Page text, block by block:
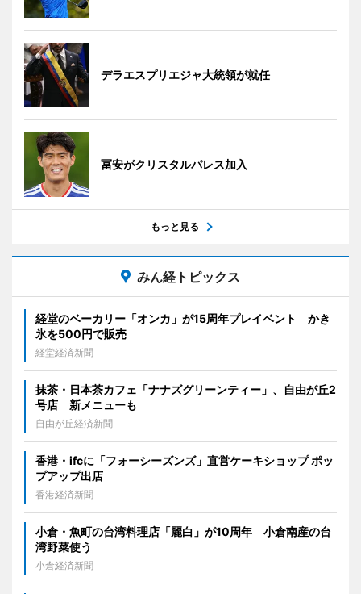
デラエスプリエジャ大統領が就任
冨安がクリスタルパレス加入
もっと見る
みん経トピックス
経堂のベーカリー「オンカ」が15周年プレイベント かき
氷を500円で販売
経堂経済新聞
抹茶・日本茶カフェ「ナナズグリーンティー」、自由が丘2
号店 新メニューも
自由が丘経済新聞
香港・ifcに「フォーシーズンズ」直営ケーキショップ ポッ
プアップ出店
香港経済新聞
小倉・魚町の台湾料理店「麗白」が10周年 小倉南産の台
湾野菜使う
小倉経済新聞